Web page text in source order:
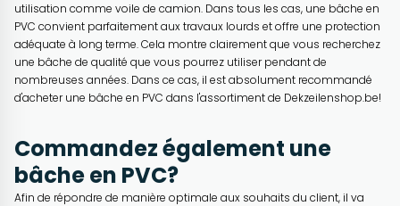
utilisation comme voile de camion. Dans tous les cas, une bâche en
PVC convient parfaitement aux travaux lourds et offre une protection
adéquate à long terme. Cela montre clairement que vous recherchez
une bâche de qualité que vous pourrez utiliser pendant de
nombreuses années. Dans ce cas, il est absolument recommandé
d'acheter une bâche en PVC dans l'assortiment de Dekzeilenshop.be!
Commandez également une
bâche en PVC?
Afin de répondre de manière optimale aux souhaits du client, il va